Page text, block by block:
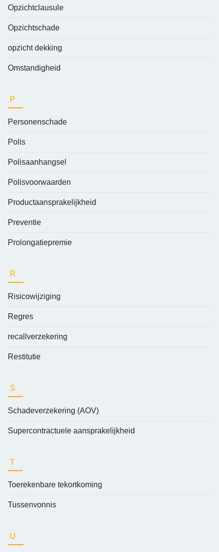
Opzichtclausule
Opzichtschade
opzicht dekking
Omstandigheid
P
Personenschade
Polis
Polisaanhangsel
Polisvoorwaarden
Productaansprakelijkheid
Preventie
Prolongatiepremie
R
Risicowijziging
Regres
recallverzekering
Restitutie
S
Schadeverzekering (AOV)
Supercontractuele aansprakelijkheid
T
Toerekenbare tekortkoming
Tussenvonnis
U